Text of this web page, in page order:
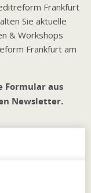
Frankfurt
Sie aktuelle
& Workshops
Frankfurt am
Formular aus
Newsletter.